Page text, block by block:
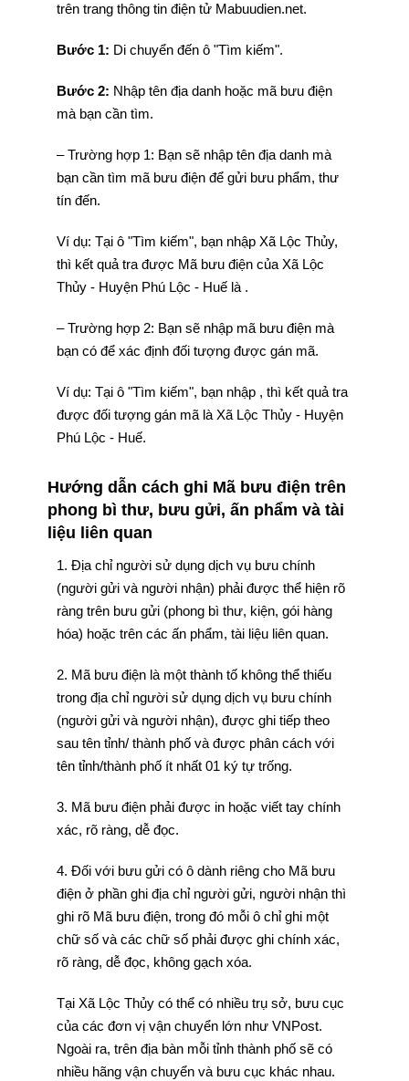
trên trang thông tin điện tử Mabuudien.net.
Bước 1: Di chuyển đến ô "Tìm kiếm".
Bước 2: Nhập tên địa danh hoặc mã bưu điện
mà bạn cần tìm.
– Trường hợp 1: Bạn sẽ nhập tên địa danh mà
bạn cần tìm mã bưu điện để gửi bưu phẩm, thư
tín đến.
Ví dụ: Tại ô "Tìm kiếm", bạn nhập Xã Lộc Thủy,
thì kết quả tra được Mã bưu điện của Xã Lộc
Thủy - Huyện Phú Lộc - Huế là .
– Trường hợp 2: Bạn sẽ nhập mã bưu điện mà
bạn có để xác định đối tượng được gán mã.
Ví dụ: Tại ô "Tìm kiếm", bạn nhập , thì kết quả tra
được đối tượng gán mã là Xã Lộc Thủy - Huyện
Phú Lộc - Huế.
Hướng dẫn cách ghi Mã bưu điện trên
phong bì thư, bưu gửi, ấn phẩm và tài
liệu liên quan
1. Địa chỉ người sử dụng dịch vụ bưu chính
(người gửi và người nhận) phải được thể hiện rõ
ràng trên bưu gửi (phong bì thư, kiện, gói hàng
hóa) hoặc trên các ấn phẩm, tài liệu liên quan.
2. Mã bưu điện là một thành tố không thể thiếu
trong địa chỉ người sử dụng dịch vụ bưu chính
(người gửi và người nhận), được ghi tiếp theo
sau tên tỉnh/ thành phố và được phân cách với
tên tỉnh/thành phố ít nhất 01 ký tự trống.
3. Mã bưu điện phải được in hoặc viết tay chính
xác, rõ ràng, dễ đọc.
4. Đối với bưu gửi có ô dành riêng cho Mã bưu
điện ở phần ghi địa chỉ người gửi, người nhận thì
ghi rõ Mã bưu điện, trong đó mỗi ô chỉ ghi một
chữ số và các chữ số phải được ghi chính xác,
rõ ràng, dễ đọc, không gạch xóa.
Tại Xã Lộc Thủy có thể có nhiều trụ sở, bưu cục
của các đơn vị vận chuyển lớn như VNPost.
Ngoài ra, trên địa bàn mỗi tỉnh thành phố sẽ có
nhiều hãng vận chuyển và bưu cục khác nhau.